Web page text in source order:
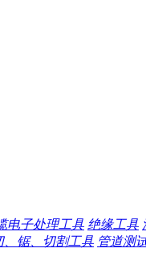
电子处理工具 绝缘工具
、锯、切割工具 管道测